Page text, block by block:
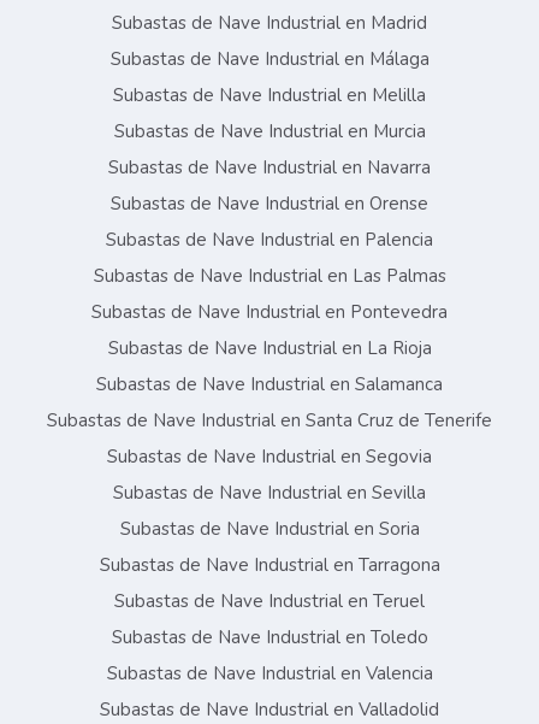
Subastas de Nave Industrial en Madrid
Subastas de Nave Industrial en Málaga
Subastas de Nave Industrial en Melilla
Subastas de Nave Industrial en Murcia
Subastas de Nave Industrial en Navarra
Subastas de Nave Industrial en Orense
Subastas de Nave Industrial en Palencia
Subastas de Nave Industrial en Las Palmas
Subastas de Nave Industrial en Pontevedra
Subastas de Nave Industrial en La Rioja
Subastas de Nave Industrial en Salamanca
Subastas de Nave Industrial en Santa Cruz de Tenerife
Subastas de Nave Industrial en Segovia
Subastas de Nave Industrial en Sevilla
Subastas de Nave Industrial en Soria
Subastas de Nave Industrial en Tarragona
Subastas de Nave Industrial en Teruel
Subastas de Nave Industrial en Toledo
Subastas de Nave Industrial en Valencia
Subastas de Nave Industrial en Valladolid